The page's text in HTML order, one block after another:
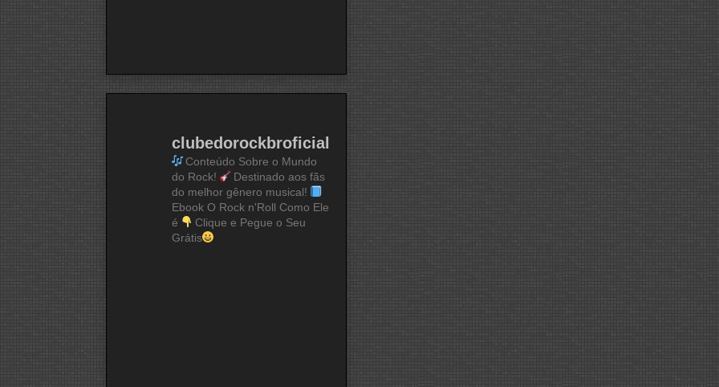
clubedorockbroficial
Conteúdo Sobre o Mundo
do Rock!
Destinado aos fãs
do melhor gênero musical!
Ebook O Rock n'Roll Como Ele
é
Clique e Pegue o Seu
Grátis